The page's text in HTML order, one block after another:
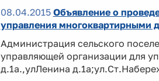
08.04.2015 Объявление о
управления многоквартирными
Администрация сельского
управляющей организации для
д.1а.,улЛенина